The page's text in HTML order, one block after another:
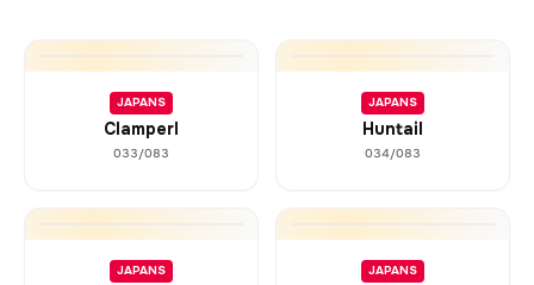
JAPANS
Clamperl
033/083
JAPANS
Huntail
034/083
JAPANS JAPANS